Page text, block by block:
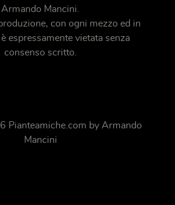
Armando Mancini.
con ogni mezzo ed in
espressamente vietata senza
consenso scritto.
Pianteamiche.com by Armando
Mancini